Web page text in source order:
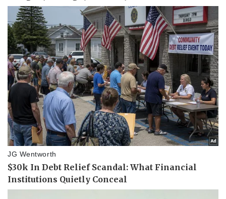
Pháp luật
Vụ án
Tin nóng
Tư vấn luật
Quân sự - Quốc phòng
Vũ khí
Việt Nam
Phân tích